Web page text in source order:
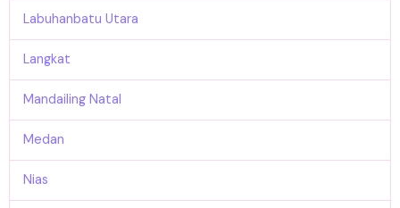
Labuhanbatu Utara
Langkat
Mandailing Natal
Medan
Nias